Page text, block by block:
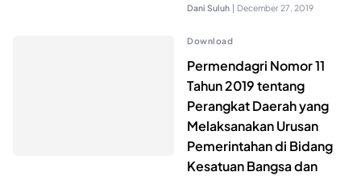
Dani Suluh | December 27, 2019
Download
Permendagri Nomor 11
Tahun 2019 tentang
Perangkat Daerah yang
Melaksanakan Urusan
Pemerintahan di Bidang
Kesatuan Bangsa dan